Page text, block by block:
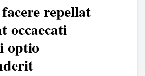
repellat
occaecati
optio